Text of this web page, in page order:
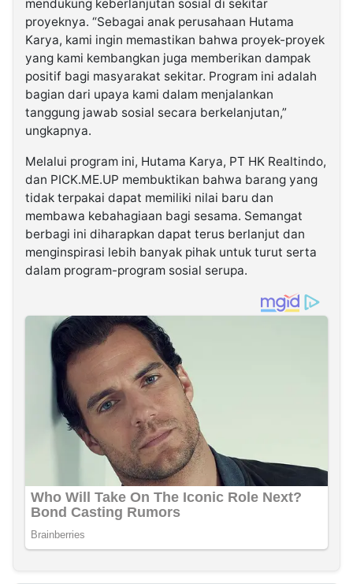
mendukung keberlanjutan sosial di sekitar
proyeknya. “Sebagai anak perusahaan Hutama
Karya, kami ingin memastikan bahwa proyek-proyek
yang kami kembangkan juga memberikan dampak
positif bagi masyarakat sekitar. Program ini adalah
bagian dari upaya kami dalam menjalankan
tanggung jawab sosial secara berkelanjutan,”
ungkapnya.
Melalui program ini, Hutama Karya, PT HK Realtindo,
dan PICK.ME.UP membuktikan bahwa barang yang
tidak terpakai dapat memiliki nilai baru dan
membawa kebahagiaan bagi sesama. Semangat
berbagi ini diharapkan dapat terus berlanjut dan
menginspirasi lebih banyak pihak untuk turut serta
dalam program-program sosial serupa.